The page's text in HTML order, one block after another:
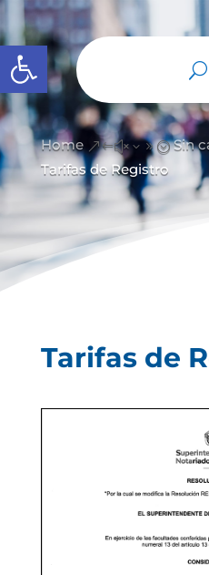
Abrir barra de herramientas
Home &#x39; Sin
Tarifas de Registro
Tarifas de